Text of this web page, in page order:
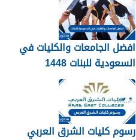
افضل الجامعات والكليات في
السعودية للبنات 1448
رسوم كليات الشرق العربي